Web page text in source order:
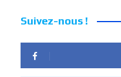
Suivez-nous !